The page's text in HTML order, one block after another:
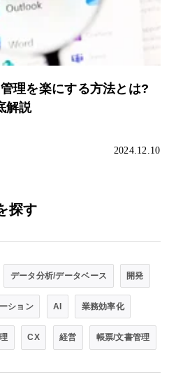
理を楽にする方法とは?
解説
2024.12.10
探す
データ分析/データベース 開発
ション AI 業務効率化
CX 経営 帳票/文書管理